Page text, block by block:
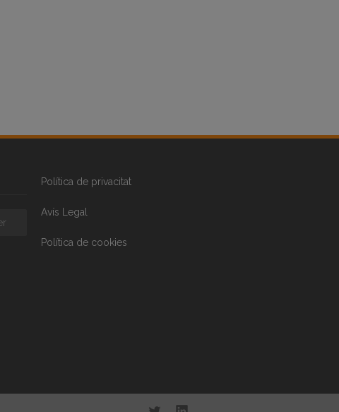
Política de privacitat
Avís Legal
Política de cookies